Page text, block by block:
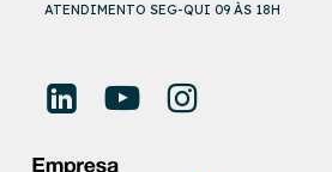
ATENDIMENTO SEG-QUI 09 ÀS 18H